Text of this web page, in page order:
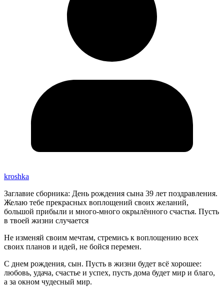
kroshka
Заглавие сборника: День рождения сына 39 лет поздравления.
Желаю тебе прекрасных воплощений своих желаний,
большой прибыли и много-много окрылённого счастья. Пусть
в твоей жизни случается
Не изменяй своим мечтам, стремись к воплощению всех
своих планов и идей, не бойся перемен.
С днем рождения, сын. Пусть в жизни будет всё хорошее:
любовь, удача, счастье и успех, пусть дома будет мир и благо,
а за окном чудесный мир.